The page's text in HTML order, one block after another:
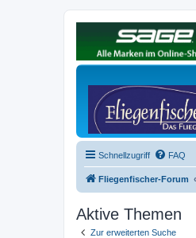
Schnellzugriff FAQ
Fliegenfischer-Forum
Aktive Themen
Zur erweiterten Suche